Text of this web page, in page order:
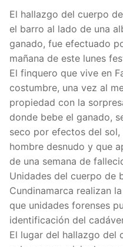
El hallazgo del cuerpo
el barro al lado de una
ganado, fue efectuado
mañana de este lunes
El finquero que vive en
costumbre, una vez al
propiedad con la
donde bebe el ganado,
seco por efectos del
hombre desnudo y que
de una semana de
Unidades del cuerpo de
Cundinamarca realizan
que unidades forenses
identificación del
El lugar del hallazgo del